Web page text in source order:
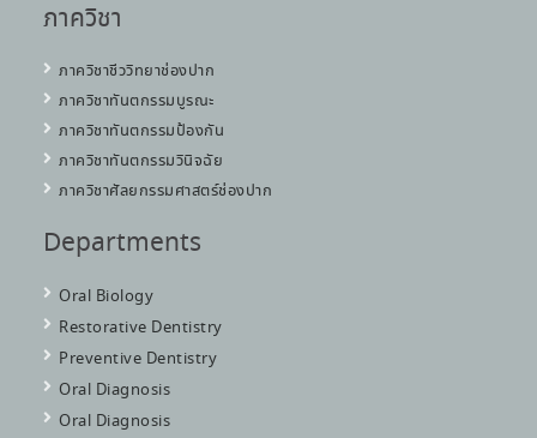
ภาควิชา
ภาควิชาชีววิทยาช่องปาก
ภาควิชาทันตกรรมบูรณะ
ภาควิชาทันตกรรมป้องกัน
ภาควิชาทันตกรรมวินิจฉัย
ภาควิชาศัลยกรรมศาสตร์ช่องปาก
Departments
Oral Biology
Restorative Dentistry
Preventive Dentistry
Oral Diagnosis
Oral Diagnosis